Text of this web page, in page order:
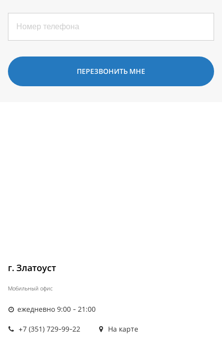
ПЕРЕЗВОНИТЬ МНЕ
г. Златоуст
Мобильный офис
ежедневно 9:00 - 21:00
+7 (351) 729-99-22 На карте